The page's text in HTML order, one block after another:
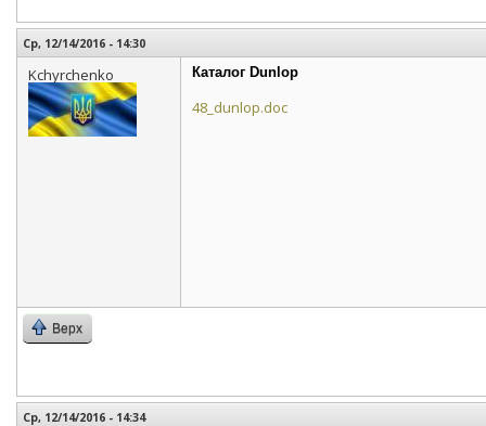
Ср, 12/14/2016 - 14:30
Kchyrchenko Каталог Dunlop
48_dunlop.doc
Верх
Ср, 12/14/2016 - 14:34